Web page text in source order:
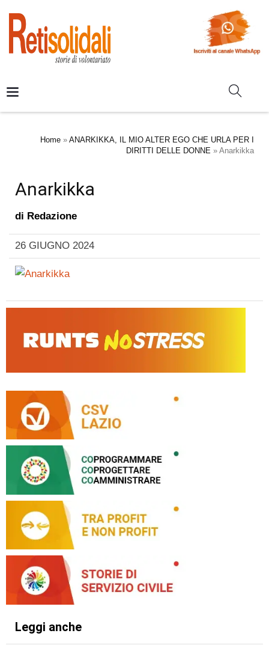
Home » ANARKIKKA, IL MIO ALTER EGO CHE URLA PER I
DIRITTI DELLE DONNE » Anarkikka
Anarkikka
di Redazione
26 GIUGNO 2024
Leggi anche